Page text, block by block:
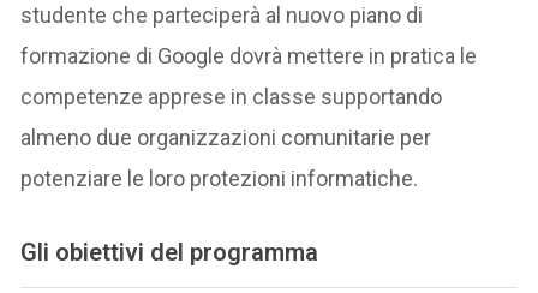
studente che parteciperà al nuovo piano di
formazione di Google dovrà mettere in pratica le
competenze apprese in classe supportando
almeno due organizzazioni comunitarie per
potenziare le loro protezioni informatiche.
Gli obiettivi del programma